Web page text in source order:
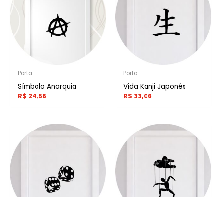
Porta
Símbolo Anarquia
R$ 24,56
Porta
Vida Kanji Japonês
R$ 33,06